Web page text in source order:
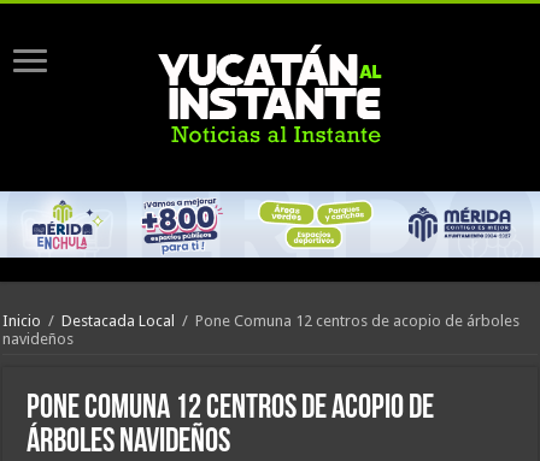
Inicio / Destacada Local / Pone Comuna 12 centros de acopio de árboles
navideños
Pone Comuna 12 centros de acopio de
árboles navideños